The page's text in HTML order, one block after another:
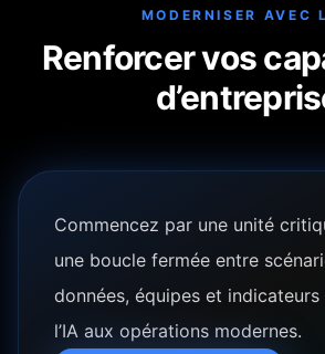
MODERNISER AVEC
Renforcer vos
Commencez par une unité
une boucle fermée entre
données, équipes et
l’IA aux opérations modernes.